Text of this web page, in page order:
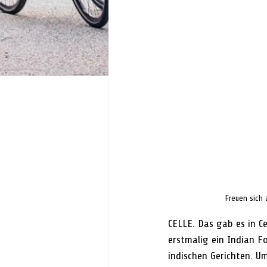
Freuen
CELLE. Das gab es in
erstmalig ein Indian
indischen Gerichten.